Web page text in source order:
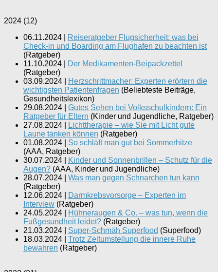
2024 (12)
06.11.2024
Reiseratgeber Flugsicherheit: was bei
Check-in und Boarding am Flughafen zu beachten ist
(Ratgeber)
11.10.2024
Der Medikamenten-Beipackzettel
(Ratgeber)
03.09.2024
Herzschrittmacher: Experten erörtern die
wichtigsten Patientenfragen (Beliebteste Beiträge,
Gesundheitslexikon)
29.08.2024
Gutes Sehen bei Volksschulkindern: Ein
Ratgeber für Eltern (Kinder und Jugendliche, Ratgeber)
27.08.2024
Lichttherapie – wie Sie mit Licht gute
Laune tanken können (Ratgeber)
01.08.2024
So schläft man gut bei Sommerhitze
(AAA, Ratgeber)
30.07.2024
Kinder und Sonnenbrillen – Schutz für die
Augen? (AAA, Kinder und Jugendliche)
28.07.2024
Was man gegen Schnarchen tun kann
(Ratgeber)
12.06.2024
Darmkrebsvorsorge – Experten im
Interview (Ratgeber)
24.05.2024
Hühneraugen & Co. – was tun, wenn die
Fußgesundheit leidet? (Ratgeber)
21.03.2024
Super-Schmäh Superfood (Superfood)
18.03.2024
Trotz Zeitumstellung die innere Ruhe
bewahren (Ratgeber)